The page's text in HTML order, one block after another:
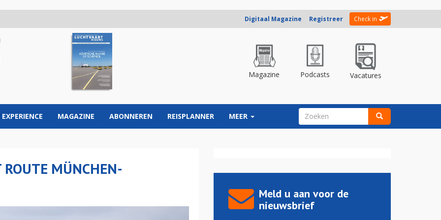
Digitaal Magazine Registreer Check in
Magazine Podcasts Vacatures
EXPERIENCE MAGAZINE ABONNEREN REISPLANNER MEER ZOEKVELD
MÜNCHEN-
Meld u aan voor de
nieuwsbrief